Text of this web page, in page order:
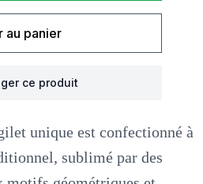
au panier
ce produit
unique est confectionné à
sublimé par des